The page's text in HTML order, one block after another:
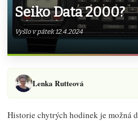
Seiko Data 2000?
Vyšlo v pátek 12.4.2024
Lenka Rutteová
Historie chytrých hodinek je možná